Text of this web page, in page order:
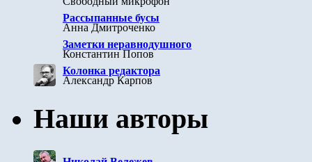
Рассыпанные бусы
Анна Дмитроченко
Заметки неравнодушного
Константин Попов
Колонка редактора
Александр Карпов
Наши авторы